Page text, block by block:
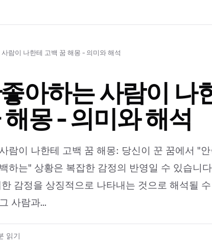
람이 나한테 고백 꿈 해몽 - 의미와 해석
아하는 사람이 나
몽 - 의미와 해석
람이 나한테 고백 꿈 해몽: 당신이 꾼 꿈에서 "
하는" 상황은 복잡한 감정의 반영일 수 있습니
감정을 상징적으로 나타내는 것으로 해석될
사람과...
읽기